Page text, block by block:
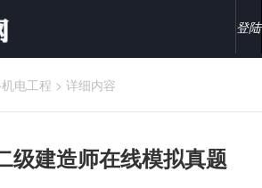
登陆
电工程 > 详细内容
级建造师在线模拟真题